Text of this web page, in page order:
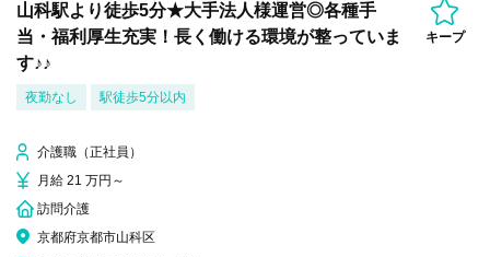
山科駅より徒歩5分★大手法人様運営◎各種手
当・福利厚生充実！長く働ける環境が整っていま
す♪♪
キープ
夜勤なし 駅徒歩5分以内
介護職（正社員）
月給 21 万円～
訪問介護
京都府京都市山科区